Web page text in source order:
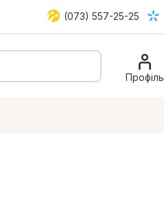
(073) 557-25-25
Профіль